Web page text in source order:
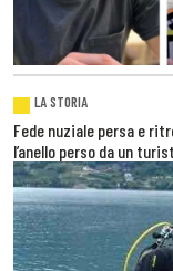
LA STORIA
Fede nuziale persa e
l’anello perso da un